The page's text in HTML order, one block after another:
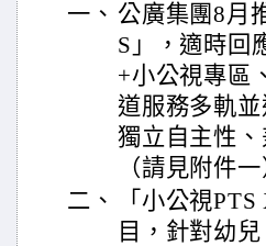
一、 公廣集團8月
S」，適時回
+小公視專區
道服務多軌
獨立自主性
（請見附件
二、
「小公視
目，針對幼